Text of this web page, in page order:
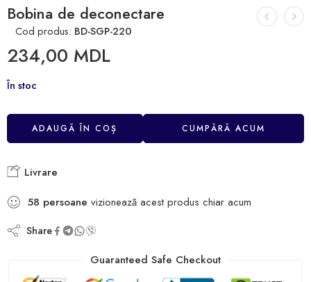
Bobina de deconectare
Cod produs: BD-SGP-220
234,00 MDL
În stoc
ADAUGĂ ÎN COȘ CUMPĂRĂ ACUM
Livrare
58 persoane vizionează acest produs chiar acum
Share
Guaranteed Safe Checkout